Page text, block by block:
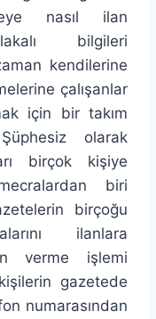
nasıl ilan
bilgileri
kendilerine
çalışanlar
için bir takım
olarak
birçok kişiye
biri
birçoğu
ilanlara
verme işlemi
gazetede
numarasından